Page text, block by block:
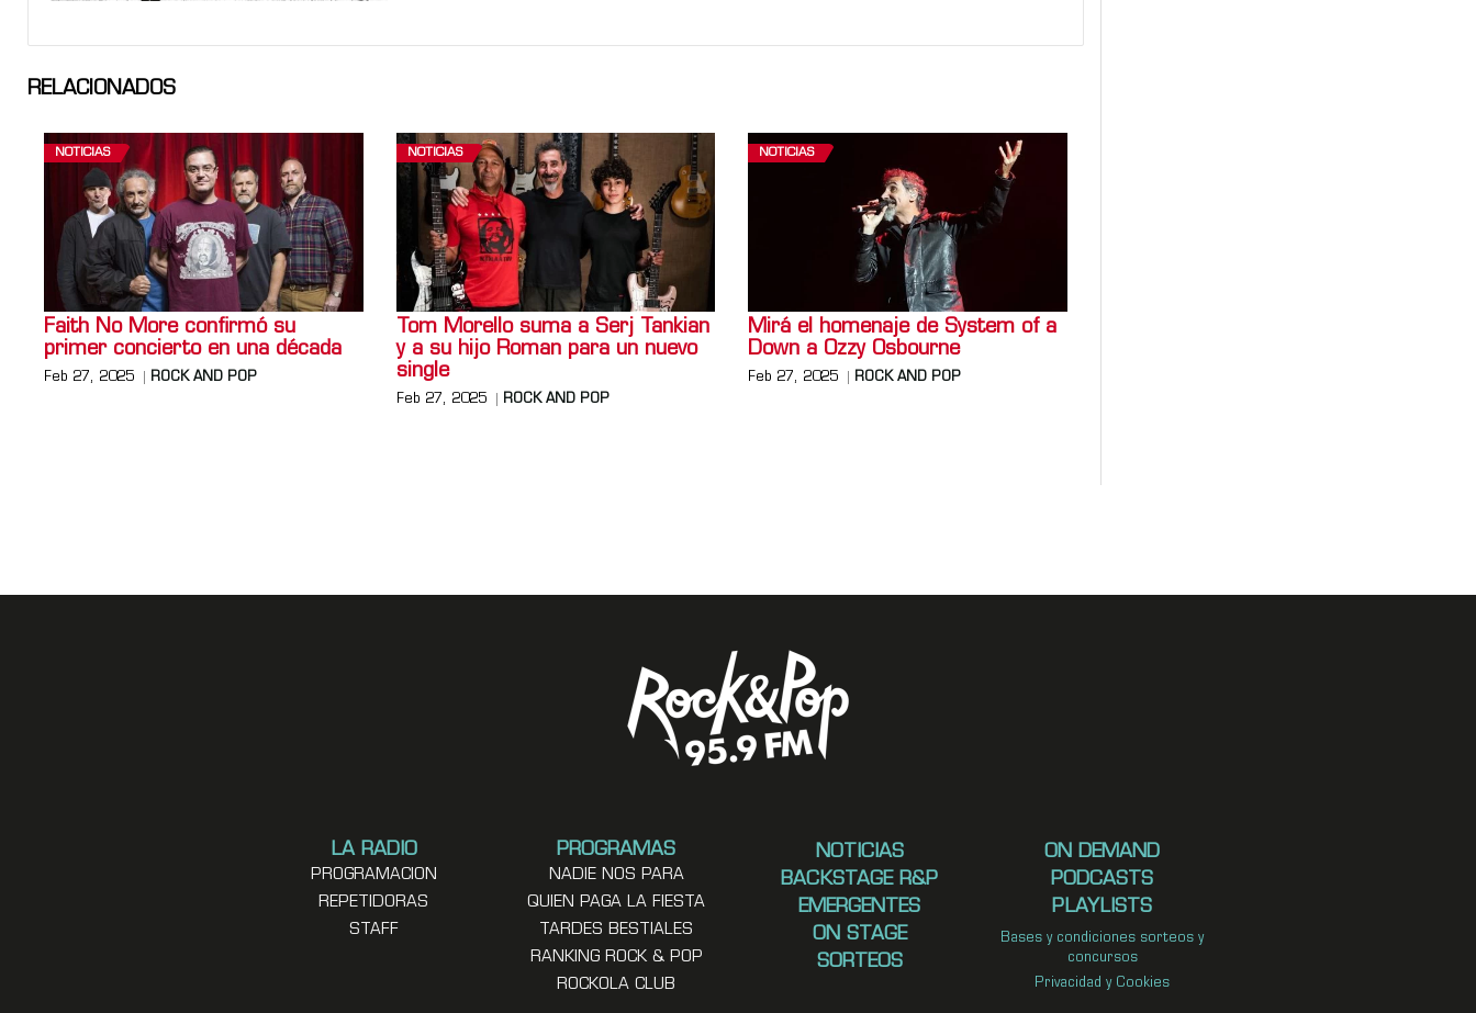
RELACIONADOS
NOTICIAS
Faith No More confirmó su
primer concierto en una década
Feb 27, 2025 ROCK AND POP
NOTICIAS
Tom Morello suma a Serj Tankian
y a su hijo Roman para un nuevo
single
Feb 27, 2025 ROCK AND POP
NOTICIAS
Mirá el homenaje de System of a
Down a Ozzy Osbourne
Feb 27, 2025 ROCK AND POP
LA RADIO
PROGRAMACION
REPETIDORAS
STAFF
PROGRAMAS
NADIE NOS PARA
QUIEN PAGA LA FIESTA
TARDES BESTIALES
RANKING ROCK & POP
ROCKOLA CLUB
NOTICIAS
BACKSTAGE R&P
EMERGENTES
ON STAGE
SORTEOS
ON DEMAND
PODCASTS
PLAYLISTS
Bases y condiciones sorteos y
concursos
Privacidad y Cookies